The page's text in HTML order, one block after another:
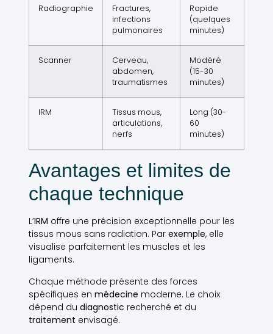
Radiographie
Fractures,
infections
pulmonaires
Rapide
(quelques
minutes)
Scanner
Cerveau,
abdomen,
traumatismes
Modéré
(15-30
minutes)
IRM
Tissus mous,
articulations,
nerfs
Long (30-
60
minutes)
Avantages et limites de
chaque technique
L’IRM offre une précision exceptionnelle pour les
tissus mous sans radiation. Par exemple, elle
visualise parfaitement les muscles et les
ligaments.
Chaque méthode présente des forces
spécifiques en médecine moderne. Le choix
dépend du diagnostic recherché et du
traitement envisagé.